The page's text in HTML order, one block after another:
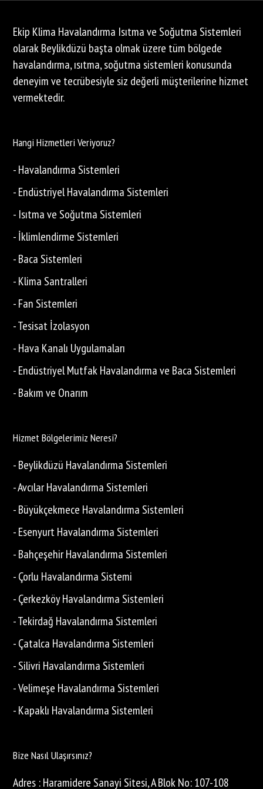
Ekip Klima Havalandırma Isıtma ve Soğutma Sistemleri
olarak Beylikdüzü başta olmak üzere tüm bölgede
havalandırma, ısıtma, soğutma sistemleri konusunda
deneyim ve tecrübesiyle siz değerli müşterilerine hizmet
vermektedir.
Hangi Hizmetleri Veriyoruz?
- Havalandırma Sistemleri
- Endüstriyel Havalandırma Sistemleri
- Isıtma ve Soğutma Sistemleri
- İklimlendirme Sistemleri
- Baca Sistemleri
- Klima Santralleri
- Fan Sistemleri
- Tesisat İzolasyon
- Hava Kanalı Uygulamaları
- Endüstriyel Mutfak Havalandırma ve Baca Sistemleri
- Bakım ve Onarım
Hizmet Bölgelerimiz Neresi?
- Beylikdüzü Havalandırma Sistemleri
- Avcılar Havalandırma Sistemleri
- Büyükçekmece Havalandırma Sistemleri
- Esenyurt Havalandırma Sistemleri
- Bahçeşehir Havalandırma Sistemleri
- Çorlu Havalandırma Sistemi
- Çerkezköy Havalandırma Sistemleri
- Tekirdağ Havalandırma Sistemleri
- Çatalca Havalandırma Sistemleri
- Silivri Havalandırma Sistemleri
- Velimeşe Havalandırma Sistemleri
- Kapaklı Havalandırma Sistemleri
Bize Nasıl Ulaşırsınız?
Adres : Haramidere Sanayi Sitesi, A Blok No: 107-108